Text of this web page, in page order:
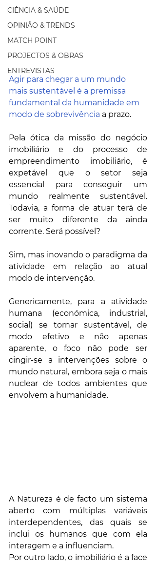
CIÊNCIA & SAÚDE
OPINIÃO & TRENDS
MATCH POINT
PROJECTOS & OBRAS
ENTREVISTAS
Agir para chegar a um mundo
mais sustentável é a premissa
fundamental da humanidade em
modo de sobrevivência a prazo.
Pela ótica da missão do negócio
imobiliário e do processo de
empreendimento imobiliário, é
expetável que o setor seja
essencial para conseguir um
mundo realmente sustentável.
Todavia, a forma de atuar terá de
ser muito diferente da ainda
corrente. Será possível?
Sim, mas inovando o paradigma da
atividade em relação ao atual
modo de intervenção.
Genericamente, para a atividade
humana (económica, industrial,
social) se tornar sustentável, de
modo efetivo e não apenas
aparente, o foco não pode ser
cingir-se a intervenções sobre o
mundo natural, embora seja o mais
nuclear de todos ambientes que
envolvem a humanidade.
A Natureza é de facto um sistema
aberto com múltiplas variáveis
interdependentes, das quais se
inclui os humanos que com ela
interagem e a influenciam.
Por outro lado, o imobiliário é a face